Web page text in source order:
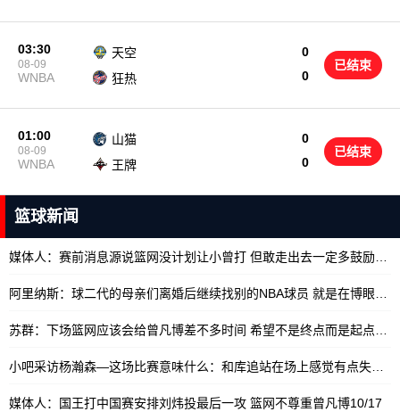
03:30
08-09
WNBA
天空
0
0
狂热
已结束
01:00
08-09
WNBA
山猫
0
0
王牌
已结束
篮球新闻
媒体人：国王打中国赛安排刘炜投最后一攻 篮网不尊重曾凡博10/17